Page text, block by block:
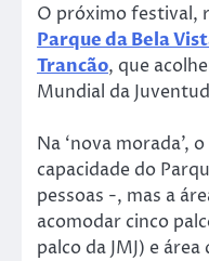
O próximo festival,
Parque da Bela
Trancão, que
Mundial da
Na ‘nova morada’,
capacidade do
pessoas -, mas a
acomodar cinco
palco da JMJ) e